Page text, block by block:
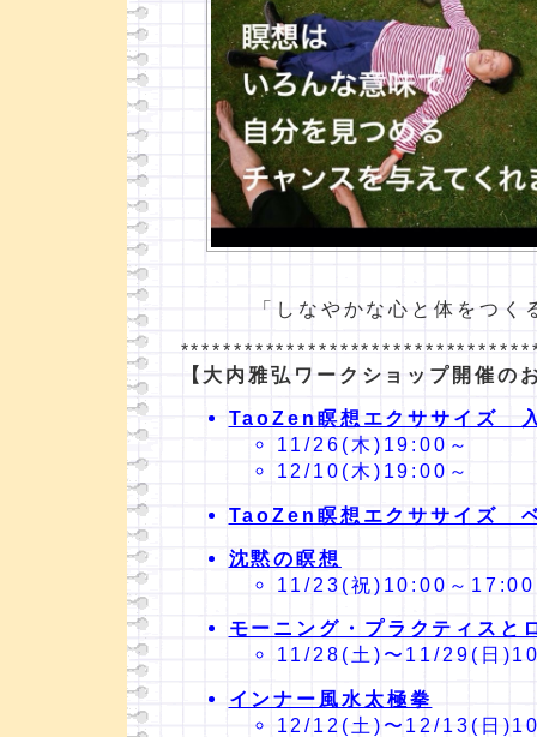
「しなやかな心と体をつ
【大内雅弘ワークショップ開催の
TaoZen瞑想エクササイズ
11/26(木)19:00～
12/10(木)19:00～
TaoZen瞑想エクササイズ
沈黙の瞑想
11/23(祝)10:00～17:00
モーニング・プラクティスと
11/28(土)〜11/29(日
インナー風水太極拳
12/12(土)〜12/13(日